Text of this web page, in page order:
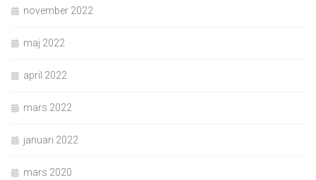
november 2022
maj 2022
april 2022
mars 2022
januari 2022
mars 2020